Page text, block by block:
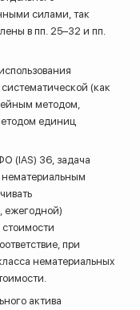
силами, так
в пп. 25–32 и пп.
(как
методом,
единиц
(IAS) 36, задача
ежегодной)
при
нематериальных
актива